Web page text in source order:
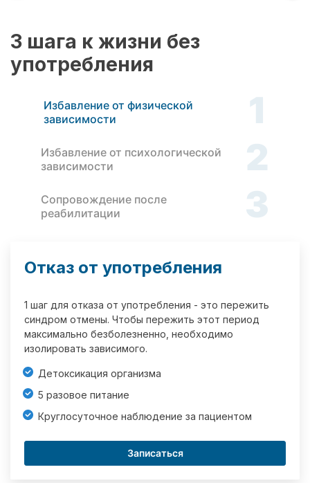
3 шага к жизни без
употребления
Избавление от физической
зависимости
1
Избавление от психологической
зависимости
2
Сопровождение после
реабилитации
3
Отказ от употребления
1 шаг для отказа от употребления - это пережить
синдром отмены. Чтобы пережить этот период
максимально безболезненно, необходимо
изолировать зависимого.
Детоксикация организма
5 разовое питание
Круглосуточное наблюдение за пациентом
Записаться